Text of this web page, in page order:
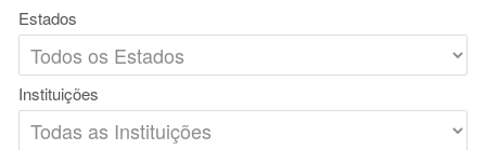
Estados
Instituições